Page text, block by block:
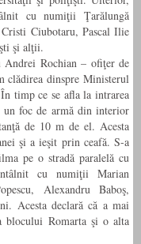
cu numiţii Ţarălungă
Ciubotaru, Pascal Ilie
şi alţii.
Rochian – ofiţer de
clădirea dinspre Ministerul
timp ce se afla la intrarea
foc de armă din interior
de 10 m de el. Acesta
şi a ieşit prin ceafă. S-a
pe o stradă paralelă cu
cu numiţii Marian
Alexandru Baboş,
Acesta declară că a mai
blocului Romarta şi o alta